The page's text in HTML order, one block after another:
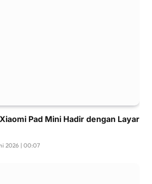
Pad Mini Hadir dengan Layar
2026 | 00:07